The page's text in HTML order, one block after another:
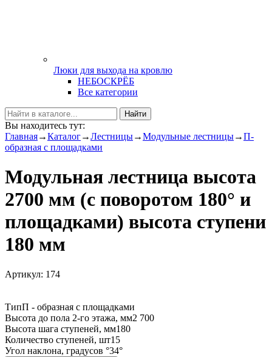
Люки для выхода на кровлю
НЕБОСКРЁБ
Все категории
Найти
Вы находитесь тут:
Главная→Каталог→Лестницы→Модульные лестницы→П-
образная с площадками
Модульная лестница высота
2700 мм (с поворотом 180° и
площадками) высота ступени
180 мм
Артикул: 174
ТипП - образная с площадками
Высота до пола 2-го этажа, мм2 700
Высота шага ступеней, мм180
Количество ступеней, шт15
Угол наклона, градусов °34°